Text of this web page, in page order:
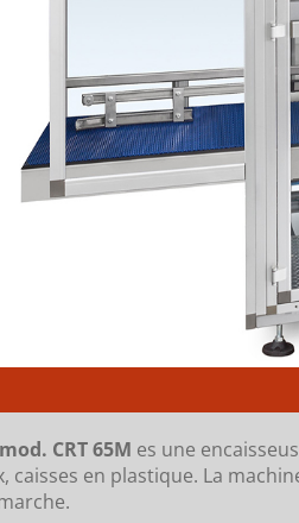
CRT 65M es une
caisses en plastique. La